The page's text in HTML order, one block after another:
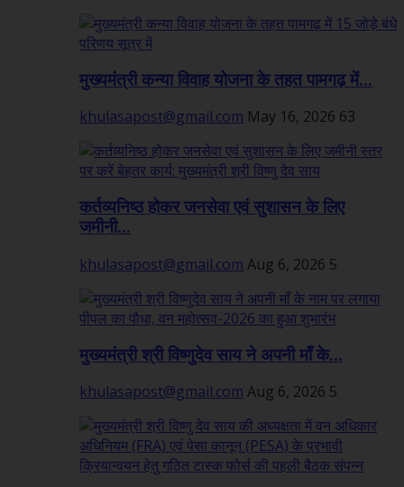
मुख्यमंत्री कन्या विवाह योजना के तहत पामगढ़ में...
khulasapost@gmail.com May 16, 2026 63
कर्तव्यनिष्ठ होकर जनसेवा एवं सुशासन के लिए
जमीनी...
khulasapost@gmail.com Aug 6, 2026 5
मुख्यमंत्री श्री विष्णुदेव साय ने अपनी माँ के...
khulasapost@gmail.com Aug 6, 2026 5